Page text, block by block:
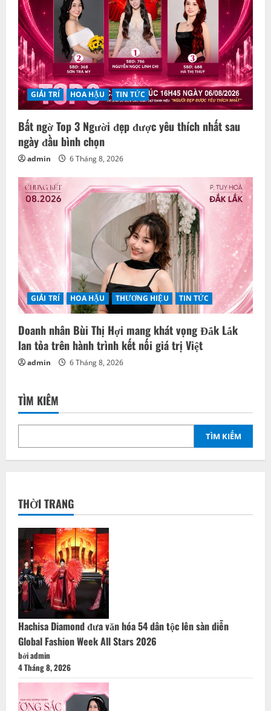
GIẢI TRÍ HOA HẬU TIN TỨC
Bất ngờ Top 3 Người đẹp được yêu thích nhất sau
ngày đầu bình chọn
admin 6 Tháng 8, 2026
GIẢI TRÍ HOA HẬU THƯƠNG HIỆU TIN TỨC
Doanh nhân Bùi Thị Hợi mang khát vọng Đắk Lắk
lan tỏa trên hành trình kết nối giá trị Việt
admin 6 Tháng 8, 2026
TÌM KIẾM
TÌM KIẾM
THỜI TRANG
Hachisa Diamond đưa văn hóa 54 dân tộc lên sàn diễn
Global Fashion Week All Stars 2026
bởi admin
4 Tháng 8, 2026